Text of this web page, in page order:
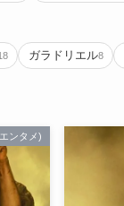
ガラドリエル8
ンタメ)